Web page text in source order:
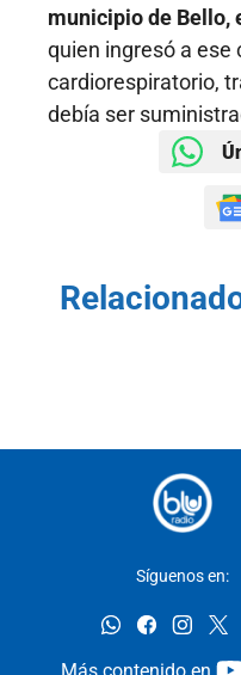
municipio de Bello,
quien ingresó a
cardiorespiratorio,
debía ser
Síguenos en:
whatsappfacebook